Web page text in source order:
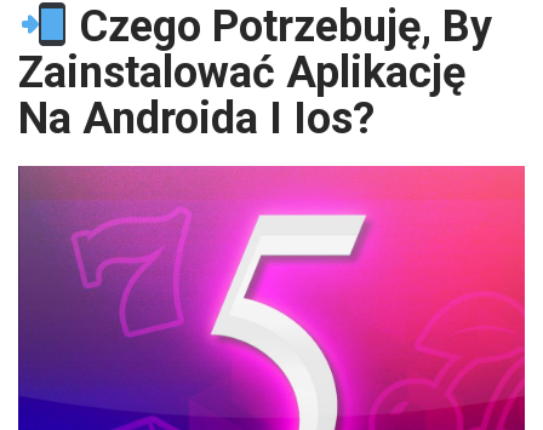
Czego Potrzebuję, By
Zainstalować Aplikację
Na Androida I Ios?